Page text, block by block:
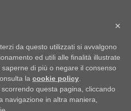
n.1 del lavoro
×
da questo utilizzati si avvalgono
ed utili alle finalità illustrate
di più o negare il consenso
la cookie policy
questa pagina, cliccando
navigazione in altra maniera,